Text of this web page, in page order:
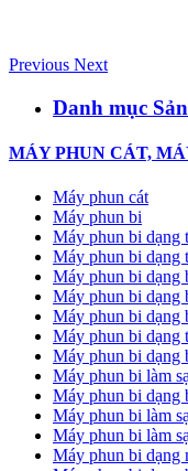
Previous Next
Danh mục
MÁY PHUN CÁT,
Máy phun cát
Máy phun bi
Máy phun bi dạng
Máy phun bi dạng
Máy phun bi dạng
Máy phun bi dạng
Máy phun bi dạng
Máy phun bi dạng
Máy phun bi dạng
Máy phun bi làm
Máy phun bi dạng
Máy phun bi làm
Máy phun bi làm
Máy phun bi dạng